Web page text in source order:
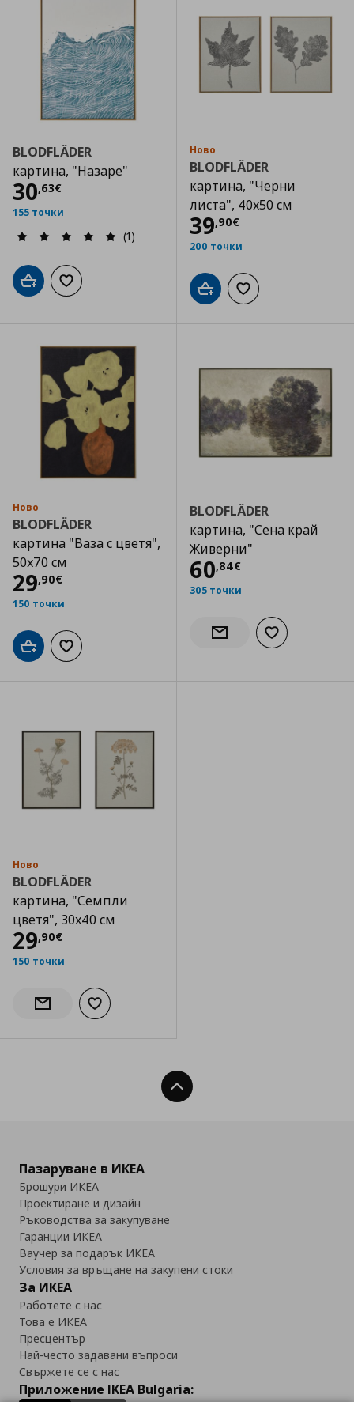
BLODFLÄDER
картина, "Назаре"
30,63€
Цена
155 точки
(1)
Добави в кошницата
Добави към списъка с любими
Ново
BLODFLÄDER
картина, "Черни
листа", 40x50 см
39,90€
Цена
200 точки
Добави в кошницата
Добави към
Ново
BLODFLÄDER
картина "Ваза с цветя",
50x70 см
29,90€
Цена
150 точки
Добави в кошницата
Добави към списъка с любими
BLODFLÄDER
картина, "Сена край
Живерни"
60,84€
Цена
305 точки
Информирай ме за
Добави към
Ново
BLODFLÄDER
картина, "Семпли
цветя", 30x40 см
29,90€
Цена
150 точки
Информирай ме за наличност
Добави към списъка с любими
Нагоре
Пазаруване в ИКЕА
Брошури ИКЕА
Проектиране и дизайн
Ръководства за закупуване
Гаранции ИКЕА
Ваучер за подарък ИКЕА
Условия за връщане на закупени стоки
За ИКЕА
Работете с нас
Това е ИКЕА
Пресцентър
Най-често задавани въпроси
Свържете се с нас
Приложение IKEA Bulgaria: